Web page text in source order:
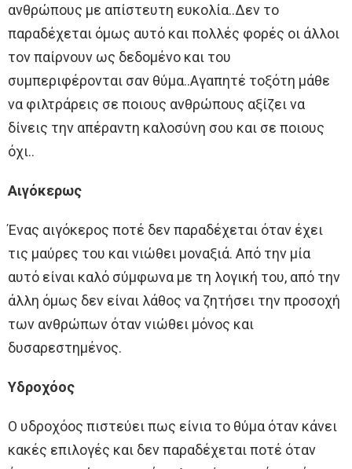
ανθρώπους με απίστευτη ευκολία..Δεν το
παραδέχεται όμως αυτό και πολλές φορές οι άλλοι
τον παίρνουν ως δεδομένο και του
συμπεριφέρονται σαν θύμα..Αγαπητέ τοξότη μάθε
να φιλτράρεις σε ποιους ανθρώπους αξίζει να
δίνεις την απέραντη καλοσύνη σου και σε ποιους
όχι..
Αιγόκερως
Ένας αιγόκερος ποτέ δεν παραδέχεται όταν έχει
τις μαύρες του και νιώθει μοναξιά. Από την μία
αυτό είναι καλό σύμφωνα με τη λογική του, από την
άλλη όμως δεν είναι λάθος να ζητήσει την προσοχή
των ανθρώπων όταν νιώθει μόνος και
δυσαρεστημένος.
Υδροχόος
Ο υδροχόος πιστεύει πως είνια το θύμα όταν κάνει
κακές επιλογές και δεν παραδέχεται ποτέ όταν